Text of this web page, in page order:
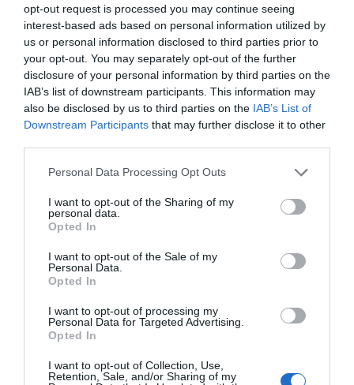
opt-out request is processed you may continue seeing
interest-based ads based on personal information utilized by
us or personal information disclosed to third parties prior to
your opt-out. You may separately opt-out of the further
disclosure of your personal information by third parties on the
IAB’s list of downstream participants. This information may
also be disclosed by us to third parties on the IAB’s List of
Downstream Participants that may further disclose it to other
Personal Data Processing Opt Outs
I want to opt-out of the Sharing of my
personal data.
Opted In
I want to opt-out of the Sale of my
Personal Data.
Opted In
I want to opt-out of processing my
Personal Data for Targeted Advertising.
Opted In
I want to opt-out of Collection, Use,
Retention, Sale, and/or Sharing of my
fuertes que estén a la altura de las circunstancias
de una crisis económica sin precedentes, con
bajos tipos de interés y más morosidad, la
competencia de lasfintech, la digitalización o la
amenaza delblockchain.
, más por
fusión. Un par de meses después, el BBVA y el
Banco Sabadell han enviado -por separado- una
de Valores (CNMV) donde se pone de manifiesto
que se negocia una operación con asesores
externos como JP Morgan, Goldman Sachs,
Garrigues o Uría Menéndez y a través de un